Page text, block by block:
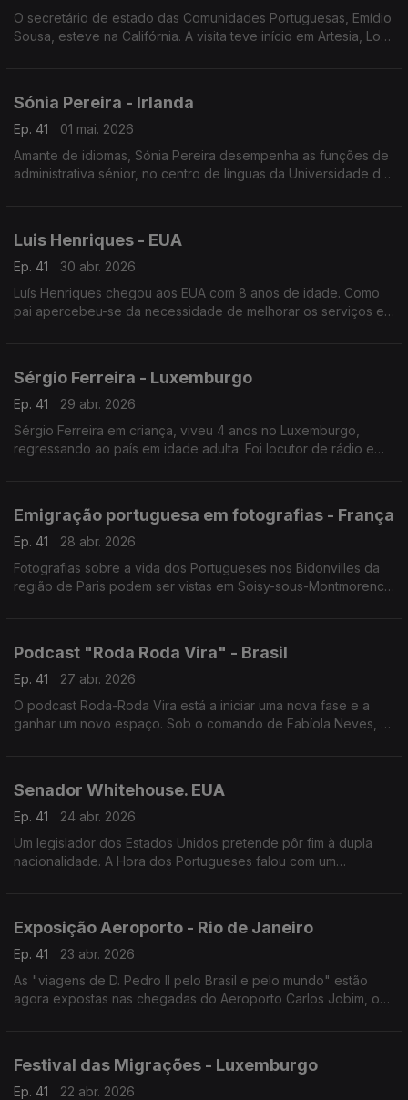
O secretário de estado das Comunidades Portuguesas, Emídio
Sousa, esteve na Califórnia. A visita teve início em Artesia, Los
Sónia Pereira - Irlanda
Ep. 41
01 mai. 2026
Amante de idiomas, Sónia Pereira desempenha as funções de
administrativa sénior, no centro de línguas da Universidade de
Luis Henriques - EUA
Ep. 41
30 abr. 2026
Luís Henriques chegou aos EUA com 8 anos de idade. Como
pai apercebeu-se da necessidade de melhorar os serviços e
Sérgio Ferreira - Luxemburgo
Ep. 41
29 abr. 2026
Sérgio Ferreira em criança, viveu 4 anos no Luxemburgo,
regressando ao país em idade adulta. Foi locutor de rádio e
Emigração portuguesa em fotografias - França
Ep. 41
28 abr. 2026
Fotografias sobre a vida dos Portugueses nos Bidonvilles da
região de Paris podem ser vistas em Soisy-sous-Montmorency
Podcast "Roda Roda Vira" - Brasil
Ep. 41
27 abr. 2026
O podcast Roda-Roda Vira está a iniciar uma nova fase e a
ganhar um novo espaço. Sob o comando de Fabíola Neves, o
Senador Whitehouse. EUA
Ep. 41
24 abr. 2026
Um legislador dos Estados Unidos pretende pôr fim à dupla
nacionalidade. A Hora dos Portugueses falou com um
Exposição Aeroporto - Rio de Janeiro
Ep. 41
23 abr. 2026
As "viagens de D. Pedro II pelo Brasil e pelo mundo" estão
agora expostas nas chegadas do Aeroporto Carlos Jobim, o
Festival das Migrações - Luxemburgo
Ep. 41
22 abr. 2026